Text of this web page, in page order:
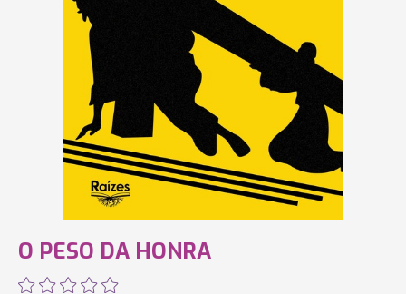
O PESO DA HONRA